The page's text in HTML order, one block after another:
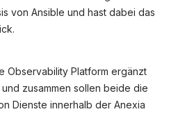
von Ansible und hast dabei das
Observability Platform ergänzt
zusammen sollen beide die
Dienste innerhalb der Anexia